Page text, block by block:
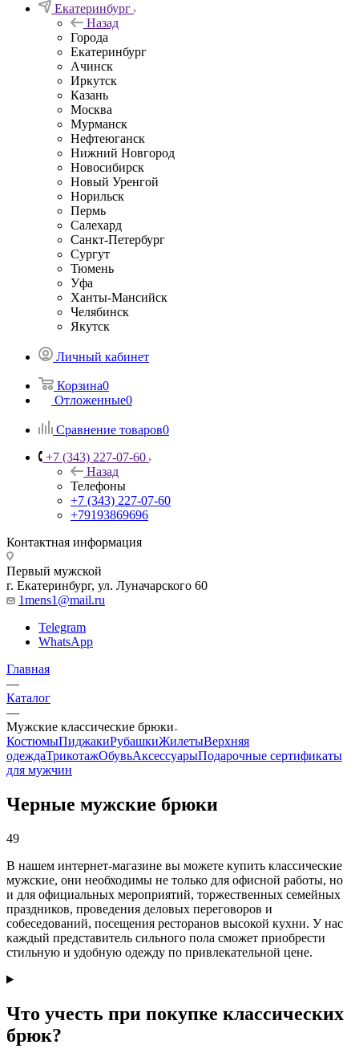
Екатеринбург
Назад
Города
Екатеринбург
Ачинск
Иркутск
Казань
Москва
Мурманск
Нефтеюганск
Нижний Новгород
Новосибирск
Новый Уренгой
Норильск
Пермь
Салехард
Санкт-Петербург
Сургут
Тюмень
Уфа
Ханты-Мансийск
Челябинск
Якутск
Личный кабинет
Корзина0
Отложенные0
Сравнение товаров0
+7 (343) 227-07-60
Назад
Телефоны
+7 (343) 227-07-60
+79193869696
Контактная информация
Первый мужской
г. Екатеринбург, ул. Луначарского 60
1mens1@mail.ru
Telegram
WhatsApp
Главная
—
Каталог
—
Мужские классические брюки
КостюмыПиджакиРубашкиЖилетыВерхняя
одеждаТрикотажОбувьАксессуарыПодарочные сертификаты
для мужчин
Черные мужские брюки
49
В нашем интернет-магазине вы можете купить классические
мужские, они необходимы не только для офисной работы, но
и для официальных мероприятий, торжественных семейных
праздников, проведения деловых переговоров и
собеседований, посещения ресторанов высокой кухни. У нас
каждый представитель сильного пола сможет приобрести
стильную и удобную одежду по привлекательной цене.
Что учесть при покупке классических
брюк?